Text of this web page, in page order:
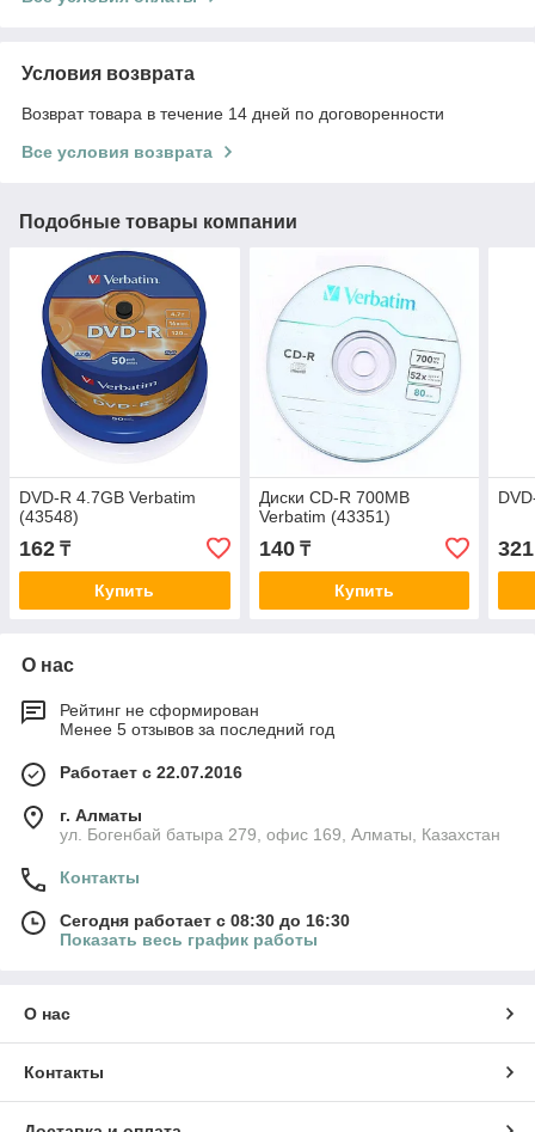
Условия возврата
Возврат товара в течение 14 дней по договоренности
Все условия возврата
Подобные товары компании
DVD-R 4.7GB Verbatim
(43548)
162 ₸
Купить
Диски CD-R 700MB
Verbatim (43351)
140₸
Купить
321
О нас
Рейтинг не сформирован
Менее 5 отзывов за последний год
Работает с 22.07.2016
г. Алматы
ул. Богенбай батыра 279, офис 169, Алматы, Казахстан
Контакты
Сегодня работает с 08:30 до 16:30
Показать весь график работы
О нас
Контакты